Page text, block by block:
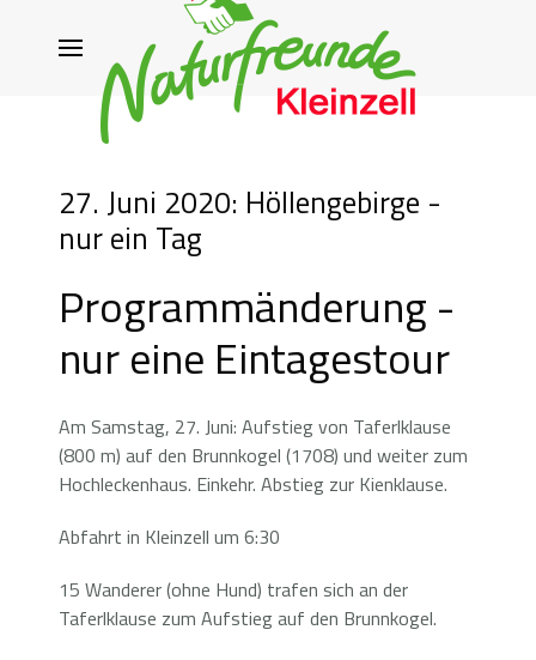
27. Juni 2020: Höllengebirge -
nur ein Tag
Programmänderung -
nur eine Eintagestour
Am Samstag, 27. Juni: Aufstieg von Taferlklause
(800 m) auf den Brunnkogel (1708) und weiter zum
Hochleckenhaus. Einkehr. Abstieg zur Kienklause.
Abfahrt in Kleinzell um 6:30
15 Wanderer (ohne Hund) trafen sich an der
Taferlklause zum Aufstieg auf den Brunnkogel.